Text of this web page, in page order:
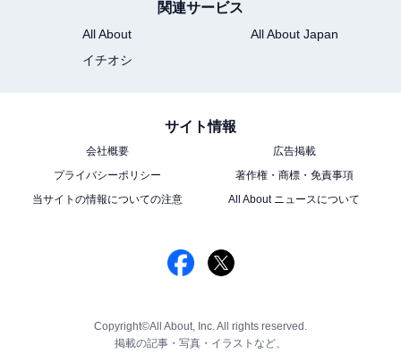
関連サービス
All About
All About Japan
イチオシ
サイト情報
会社概要
広告掲載
プライバシーポリシー
著作権・商標・免責事項
当サイトの情報についての注意
All About ニュースについて
Copyright©All About, Inc. All rights reserved.
掲載の記事・写真・イラストなど、